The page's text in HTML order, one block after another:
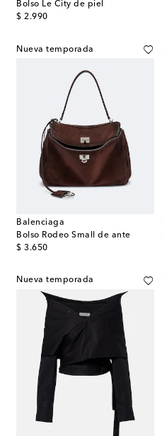
Bolso Le City de piel
$ 2.990
original price
Nueva temporada
Balenciaga
Bolso Rodeo Small de ante
$ 3.650
original price
Nueva temporada